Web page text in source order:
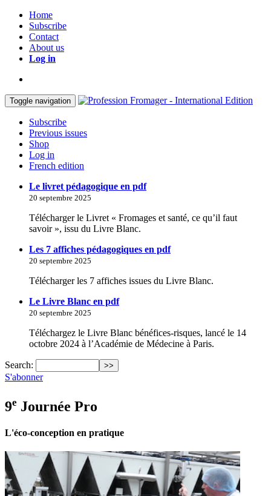
Home
Subscribe
Contact
About us
Log in
Toggle navigation
Subscribe
Previous issues
Shop
Log in
French edition
Le livret pédagogique en pdf
20 septembre 2025
Télécharger le Livret « Fromages et santé, ce qu’il faut
savoir », issu du Livre Blanc.
Les 7 affiches pédagogiques en pdf
20 septembre 2025
Télécharger les 7 affiches issues du Livre Blanc.
Le Livre Blanc en pdf
20 septembre 2025
Téléchargez le Livre Blanc bénéfices-risques, lancé le 14
octobre 2024 à l’Académie de Médecine à Paris.
Search:
S'abonner
9e Journée Pro
L'éco-conception en pratique